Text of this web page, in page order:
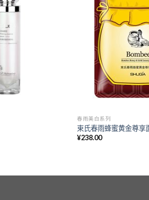
春雨美白系列
束氏春雨蜂蜜黄金尊享
¥238.00